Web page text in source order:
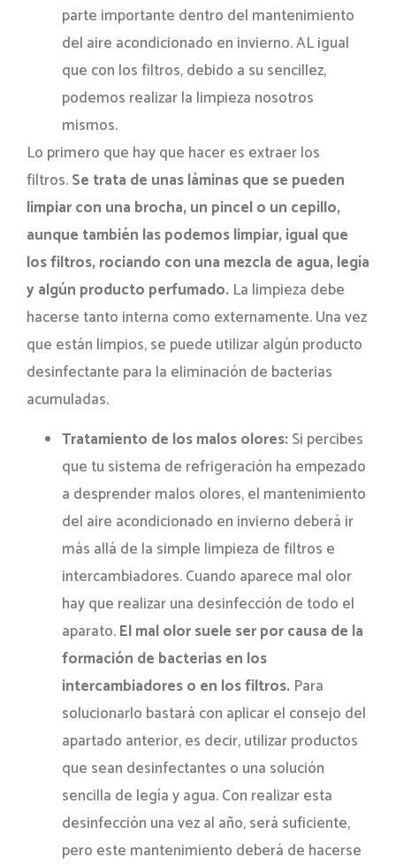
parte importante dentro del mantenimiento
del aire acondicionado en invierno. AL igual
que con los filtros, debido a su sencillez,
podemos realizar la limpieza nosotros
mismos.
Lo primero que hay que hacer es extraer los
filtros.Se trata de unas láminas que se pueden
limpiar con una brocha, un pincel o un cepillo,
aunque también las podemos limpiar, igual que
los filtros, rociando con una mezcla de agua, legía
y algún producto perfumado. La limpieza debe
hacerse tanto interna como externamente. Una vez
que están limpios, se puede utilizar algún producto
desinfectante para la eliminación de bacterias
acumuladas.
Tratamiento de los malos olores:Si percibes
que tu sistema de refrigeración ha empezado
a desprender malos olores, el mantenimiento
del aire acondicionado en invierno deberá ir
más allá de la simple limpieza de filtros e
intercambiadores. Cuando aparece mal olor
hay que realizar una desinfección de todo el
aparato.El mal olor suele ser por causa de la
formación de bacterias en los
intercambiadores o en los filtros. Para
solucionarlo bastará con aplicar el consejo del
apartado anterior, es decir, utilizar productos
que sean desinfectantes o una solución
sencilla de legía y agua. Con realizar esta
desinfección una vez al año, será suficiente,
pero este mantenimiento deberá de hacerse